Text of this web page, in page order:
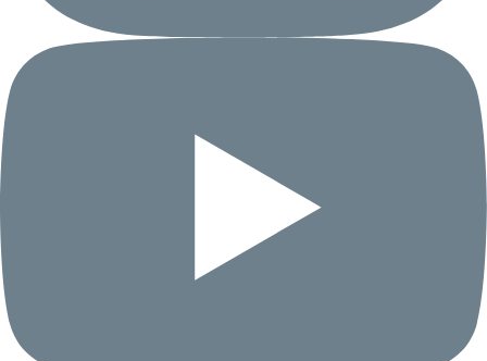
場合は速やかに対応する体制を整備します。
8.当社は、個人情報の取り扱いに関する苦
２．個人情報のお取り扱いについて
お客様の個人情報は、以下の目的のために利
用します。当社は、お客様等のご同意を得た